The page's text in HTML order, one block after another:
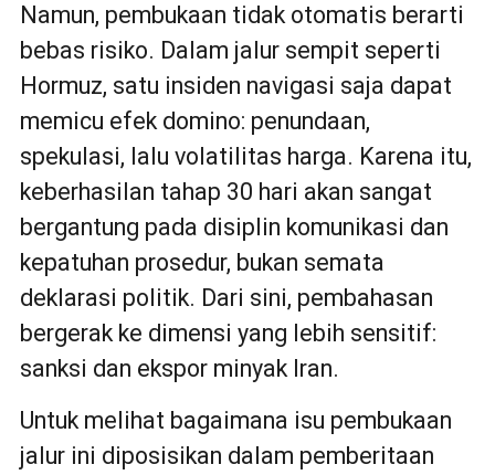
Namun, pembukaan tidak otomatis berarti
bebas risiko. Dalam jalur sempit seperti
Hormuz, satu insiden navigasi saja dapat
memicu efek domino: penundaan,
spekulasi, lalu volatilitas harga. Karena itu,
keberhasilan tahap 30 hari akan sangat
bergantung pada disiplin komunikasi dan
kepatuhan prosedur, bukan semata
deklarasi politik. Dari sini, pembahasan
bergerak ke dimensi yang lebih sensitif:
sanksi dan ekspor minyak Iran.
Untuk melihat bagaimana isu pembukaan
jalur ini diposisikan dalam pemberitaan